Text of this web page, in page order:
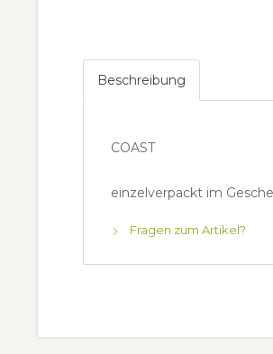
Beschreibung
COAST
einzelverpackt im
Fragen zum Artikel?